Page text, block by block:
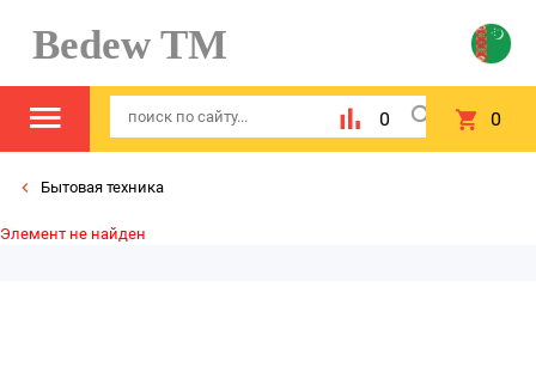
Bedew TM
0 0
Бытовая техника
Элемент не найден